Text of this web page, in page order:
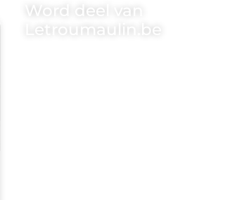
Word deel van
Letroumaulin.be